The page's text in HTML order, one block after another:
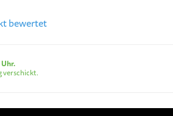
bewertet
verschickt.